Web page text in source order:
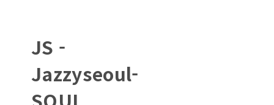
JS -
Jazzyseoul-